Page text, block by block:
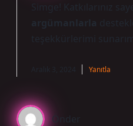
Simge! Katkılarınız
argümanlarla
teşekkürlerimi
sunarım.
Aralık 3, 2024 Yanıtla
Önder